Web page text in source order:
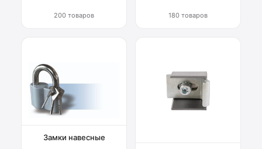
200 товаров 180 товаров
Замки навесные